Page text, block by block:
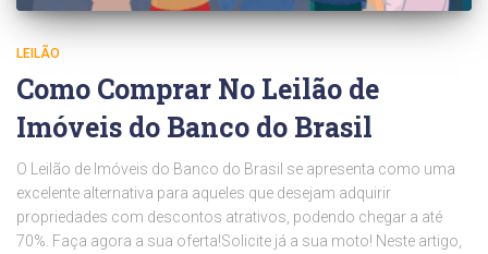
LEILÃO
Como Comprar No Leilão de
Imóveis do Banco do Brasil
O Leilão de Imóveis do Banco do Brasil se apresenta como uma
excelente alternativa para aqueles que desejam adquirir
propriedades com descontos atrativos, podendo chegar a até
70%. Faça agora a sua oferta!Solicite já a sua moto! Neste artigo,